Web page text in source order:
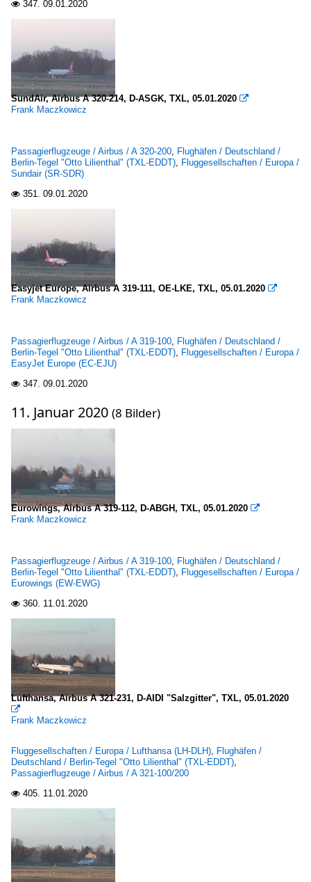
 347. 09.01.2020
SundAir, Airbus A 320-214, D-ASGK, TXL, 05.01.2020 
Frank Maczkowicz
Passagierflugzeuge / Airbus / A 320-200, Flughäfen / Deutschland /
Berlin-Tegel "Otto Lilienthal" (TXL-EDDT), Fluggesellschaften / Europa /
Sundair (SR-SDR)
 351. 09.01.2020
Easyjet Europe, Airbus A 319-111, OE-LKE, TXL, 05.01.2020 
Frank Maczkowicz
Passagierflugzeuge / Airbus / A 319-100, Flughäfen / Deutschland /
Berlin-Tegel "Otto Lilienthal" (TXL-EDDT), Fluggesellschaften / Europa /
EasyJet Europe (EC-EJU)
 347. 09.01.2020
11. Januar 2020 (8 Bilder)
Eurowings, Airbus A 319-112, D-ABGH, TXL, 05.01.2020 
Frank Maczkowicz
Passagierflugzeuge / Airbus / A 319-100, Flughäfen / Deutschland /
Berlin-Tegel "Otto Lilienthal" (TXL-EDDT), Fluggesellschaften / Europa /
Eurowings (EW-EWG)
 360. 11.01.2020
Lufthansa, Airbus A 321-231, D-AIDI "Salzgitter", TXL, 05.01.2020

Frank Maczkowicz
Fluggesellschaften / Europa / Lufthansa (LH-DLH), Flughäfen /
Deutschland / Berlin-Tegel "Otto Lilienthal" (TXL-EDDT),
Passagierflugzeuge / Airbus / A 321-100/200
 405. 11.01.2020